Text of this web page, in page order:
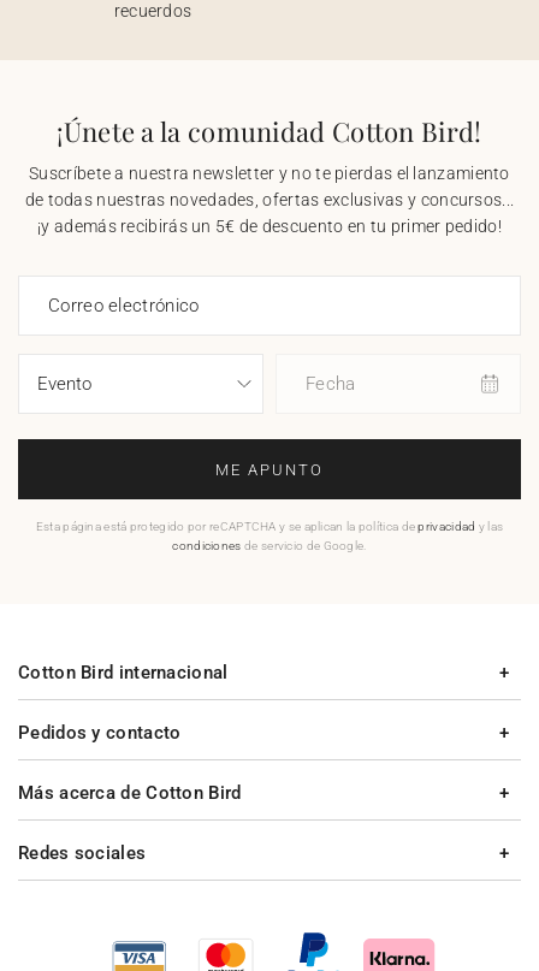
recuerdos
¡Únete a la comunidad Cotton Bird!
Suscríbete a nuestra newsletter y no te pierdas el lanzamiento
de todas nuestras novedades, ofertas exclusivas y concursos...
¡y además recibirás un 5€ de descuento en tu primer pedido!
Correo electrónico
Fecha
ME APUNTO
Esta página está protegido por reCAPTCHA y se aplican la política deprivacidad y las
condiciones de servicio de Google.
Pedidos y contacto
Más acerca de Cotton Bird
Cotton Bird internacional
Redes sociales